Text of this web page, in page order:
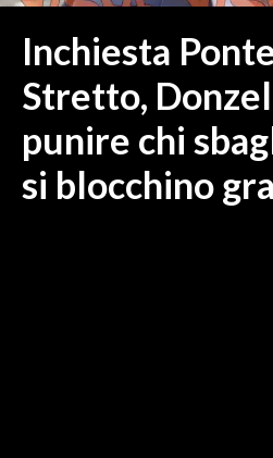
ITALIA
MONDO
POLITICA
Inchiesta
Stretto,
punire chi
si blocchino